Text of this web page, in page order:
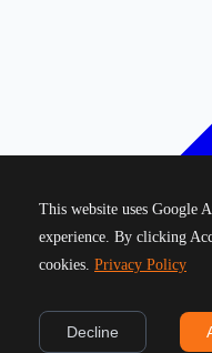
2026Greek Running
This website uses Google
experience. By clicking
cookies. Privacy Policy
Decline